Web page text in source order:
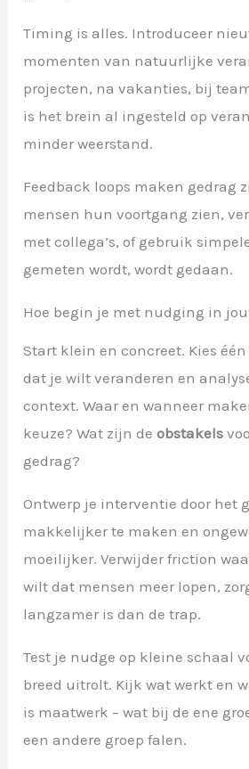
Timing is alles. Introduceer
momenten van natuurlijke
projecten, na vakanties, bij
is het brein al ingesteld op
minder weerstand.
Feedback loops maken gedrag
mensen hun voortgang zien,
met collega’s, of gebruik
gemeten wordt, wordt gedaan.
Hoe begin je met nudging in
Start klein en concreet. Kies
dat je wilt veranderen en
context. Waar en wanneer
keuze? Wat zijn deobstakels
gedrag?
Ontwerp je interventie door het
makkelijker te maken en
moeilijker. Verwijder friction
wilt dat mensen meer lopen,
langzamer is dan de trap.
Test je nudge op kleine schaal
breed uitrolt. Kijk wat werkt en
is maatwerk – wat bij de ene
een andere groep falen.